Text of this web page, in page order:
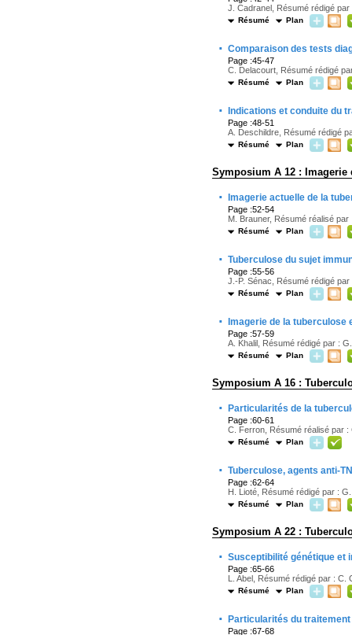
J. Cadranel, Résumé rédigé par
Résumé Plan
· Comparaison des tests
Page :45-47
C. Delacourt, Résumé rédigé
Résumé Plan
· Indications et conduite du
Page :48-51
A. Deschildre, Résumé rédigé
Résumé Plan
Symposium A 12 : Imagerie
· Imagerie actuelle de la
Page :52-54
M. Brauner, Résumé réalisé par
Résumé Plan
· Tuberculose du sujet
Page :55-56
J.-P. Sénac, Résumé rédigé par
Résumé Plan
· Imagerie de la tuberculose
Page :57-59
A. Khalil, Résumé rédigé par :
Résumé Plan
Symposium A 16 :
· Particularités de la
Page :60-61
C. Ferron, Résumé réalisé par :
Résumé Plan
· Tuberculose, agents anti-
Page :62-64
H. Lioté, Résumé rédigé par :
Résumé Plan
Symposium A 22 :
· Susceptibilité génétique et
Page :65-66
L. Abel, Résumé rédigé par : C.
Résumé Plan
· Particularités du
Page :67-68